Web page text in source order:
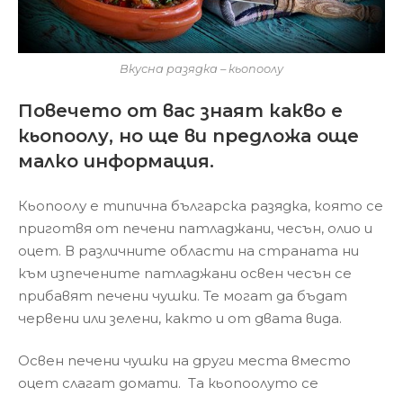
Вкусна разядка – кьопоолу
Повечето от вас знаят какво е
кьопоолу, но ще ви предложа още
малко информация.
Кьопоолу е типична българска разядка, която се
приготвя от печени патладжани, чесън, олио и
оцет. В различните области на страната ни
към изпечените патладжани освен чесън се
прибавят печени чушки. Те могат да бъдат
червени или зелени, както и от двата вида.
Освен печени чушки на други места вместо
оцет слагат домати. Та кьопоолуто се